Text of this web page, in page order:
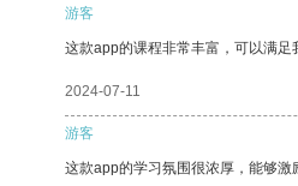
游客
这款app的课程非常丰富，可以满足
2024-07-11
游客
这款app的学习氛围很浓厚，能够激